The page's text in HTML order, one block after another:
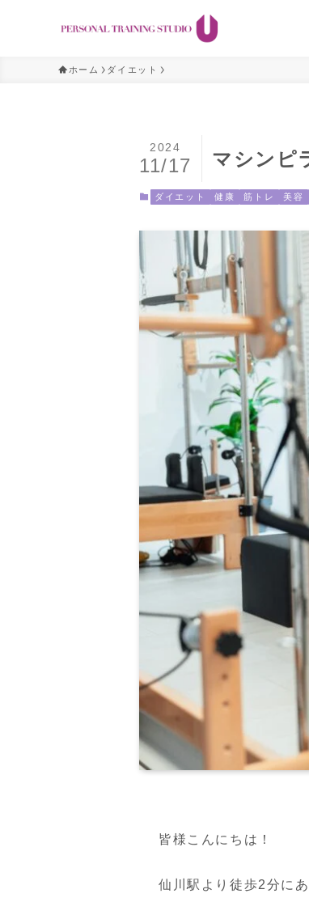
ホーム ダイエット
マシンピ
2024
11/17
ダイエット 健康 筋トレ 美容
皆様こんにちは！
仙川駅より徒歩2分に